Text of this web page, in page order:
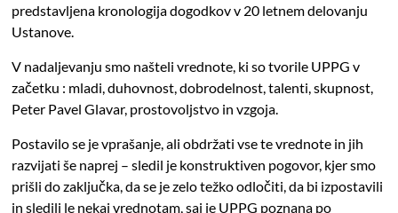
predstavljena kronologija dogodkov v 20 letnem delovanju
Ustanove.
V nadaljevanju smo našteli vrednote, ki so tvorile UPPG v
začetku : mladi, duhovnost, dobrodelnost, talenti, skupnost,
Peter Pavel Glavar, prostovoljstvo in vzgoja.
Postavilo se je vprašanje, ali obdržati vse te vrednote in jih
razvijati še naprej – sledil je konstruktiven pogovor, kjer smo
prišli do zaključka, da se je zelo težko odločiti, da bi izpostavili
in sledili le nekaj vrednotam, saj je UPPG poznana po